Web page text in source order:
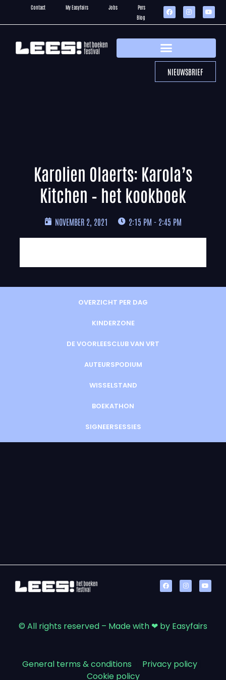
Contact My Easyfairs Jobs
Pers
Blog
NIEUWSBRIEF
OVERZICHT PER DAG
KINDERZONE
DE VOORLEESCLUB VAN VRT
AUTEURSPODIUM
WISSELSTAND
BOEKATHON
SIGNEERSESSIES
Karolien Olaerts: Karola’s
Kitchen – het kookboek
NOVEMBER 2, 2021 2:15 PM - 2:45 PM
© All rights reserved – Made with ❤ by Easyfairs
General terms & conditions Privacy policy
Cookie policy